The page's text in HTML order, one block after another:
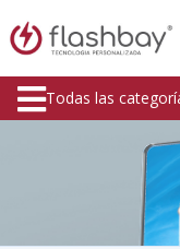
Todas las